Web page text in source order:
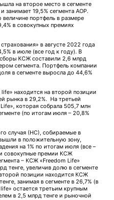
на второе место в сегменте
занимает 19,5% сегмента АОР.
портфель в размере
в совокупных премиях
в августе 2022 года
в июле (все год к году). В
КСЖ составили 2,6 млрд
сегмента. Портфель компании
в сегменте выросла до 44,6%
находится на второй позиции
рынка в 29,2%. На третьей
которая собрала 505,7 млн
(по итогам июля – 20,8%
случая (НС), собираемые в
в положительную зону,
на 1% по итогам июля (все –
совокупные премии КСЖ
– КСЖ «Freedom Life»
тенге, увеличив долю в сегменте
позиции находится КСЖ
занимая в сегменте в 26,7% (в
остается третьим крупным
в 2,5 млрд тенге и рыночной